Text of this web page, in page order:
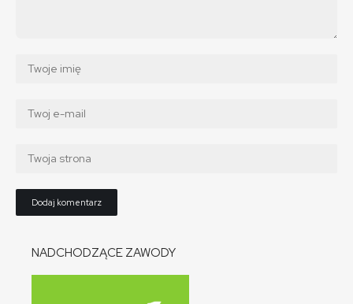
NADCHODZĄCE ZAWODY